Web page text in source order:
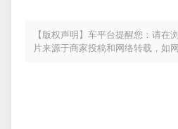
【版权声明】车平台提醒您：请
片来源于商家投稿和网络转载，如